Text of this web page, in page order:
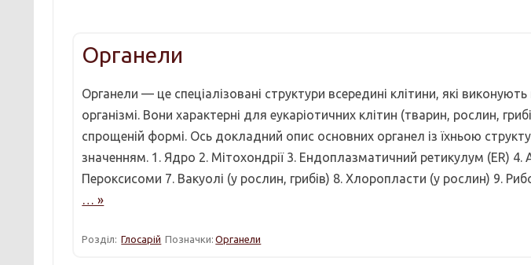
Органели
Органели — це спеціалізовані структури всередині клітини, які виконують
організмі. Вони характерні для еукаріотичних клітин (тварин, рослин,
спрощеній формі. Ось докладний опис основних органел із їхньою
значенням. 1. Ядро 2. Мітохондрії 3. Ендоплазматичний ретикулум (ER) 4.
Пероксисоми 7. Вакуолі (у рослин, грибів) 8. Хлоропласти (у рослин) 9.
… »
Розділ: Глосарій Позначки: Органели